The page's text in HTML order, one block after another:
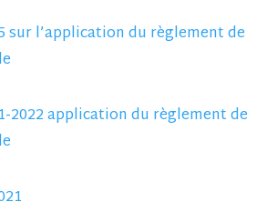
sur l’application du règlement de
2022 application du règlement de